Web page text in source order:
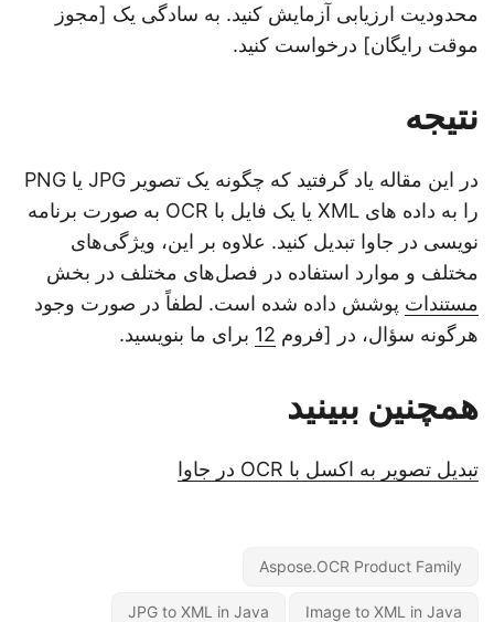
محدودیت ارزیابی آزمایش کنید. به سادگی یک [مجوز
موقت رایگان] درخواست کنید.
نتیجه
در این مقاله یاد گرفتید که چگونه یک تصویر JPG یا PNG
را به داده های XML یا یک فایل با OCR به صورت برنامه
نویسی در جاوا تبدیل کنید. علاوه بر این، ویژگی‌های
مختلف و موارد استفاده در فصل‌های مختلف در بخش
مستنداتپوشش داده شده است. لطفاً در صورت وجود
هرگونه سؤال، در [فروم12برای ما بنویسید.
همچنین ببینید
تبدیل تصویر به اکسل با OCR در جاوا
Aspose.OCR Product Family
Image to XML in Java
JPG to XML in Java